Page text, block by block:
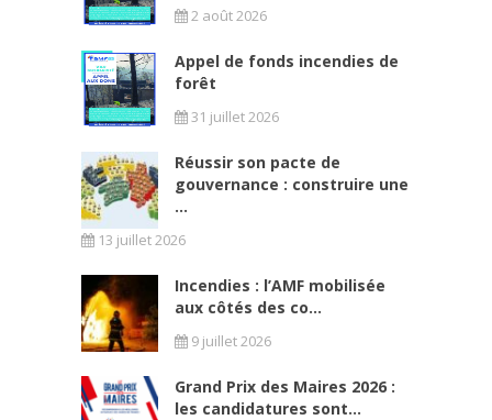
2 août 2026
Appel de fonds incendies de
forêt
31 juillet 2026
Réussir son pacte de
gouvernance : construire une
...
13 juillet 2026
Incendies : l’AMF mobilisée
aux côtés des co...
9 juillet 2026
Grand Prix des Maires 2026 :
les candidatures sont...